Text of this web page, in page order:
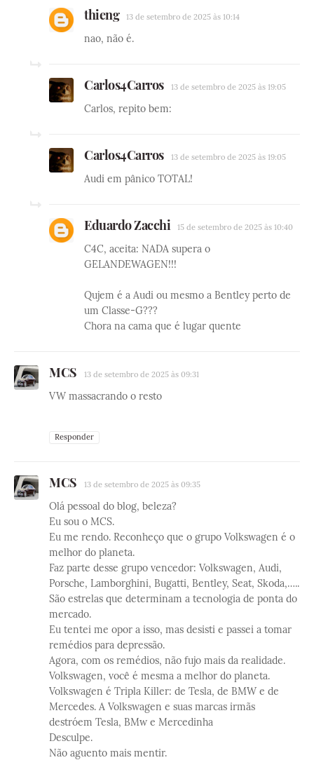
thieng 13 de setembro de 2025 às 10:14
nao, não é.
Carlos4Carros 13 de setembro de 2025 às 19:05
Carlos, repito bem:
Carlos4Carros 13 de setembro de 2025 às 19:05
Audi em pânico TOTAL!
Eduardo Zacchi 15 de setembro de 2025 às 10:40
C4C, aceita: NADA supera o
GELANDEWAGEN!!!
Qujem é a Audi ou mesmo a Bentley perto de
um Classe-G???
Chora na cama que é lugar quente
MCS 13 de setembro de 2025 às 09:31
VW massacrando o resto
Responder
MCS 13 de setembro de 2025 às 09:35
Olá pessoal do blog, beleza?
Eu sou o MCS.
Eu me rendo. Reconheço que o grupo Volkswagen é o
melhor do planeta.
Faz parte desse grupo vencedor: Volkswagen, Audi,
Porsche, Lamborghini, Bugatti, Bentley, Seat, Skoda,…..
São estrelas que determinam a tecnologia de ponta do
mercado.
Eu tentei me opor a isso, mas desisti e passei a tomar
remédios para depressão.
Agora, com os remédios, não fujo mais da realidade.
Volkswagen, você é mesma a melhor do planeta.
Volkswagen é Tripla Killer: de Tesla, de BMW e de
Mercedes. A Volkswagen e suas marcas irmãs
destróem Tesla, BMw e Mercedinha
Desculpe.
Não aguento mais mentir.